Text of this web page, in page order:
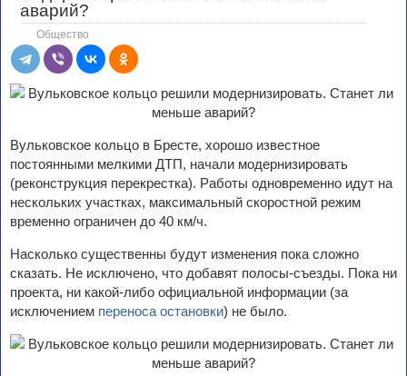
аварий?
Общество
Вульковское кольцо в Бресте, хорошо известное
постоянными мелкими ДТП, начали модернизировать
(реконструкция перекрестка). Работы одновременно идут на
нескольких участках, максимальный скоростной режим
временно ограничен до 40 км/ч.
Насколько существенны будут изменения пока сложно
сказать. Не исключено, что добавят полосы-съезды. Пока ни
проекта, ни какой-либо официальной информации (за
исключением переноса остановки) не было.